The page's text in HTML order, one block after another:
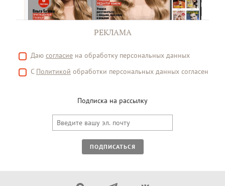
РЕКЛАМА
Даю согласие на обработку персональных данных
С Политикой обработки персональных данных согласен
Подписка на рассылку
ПОДПИСАТЬСЯ